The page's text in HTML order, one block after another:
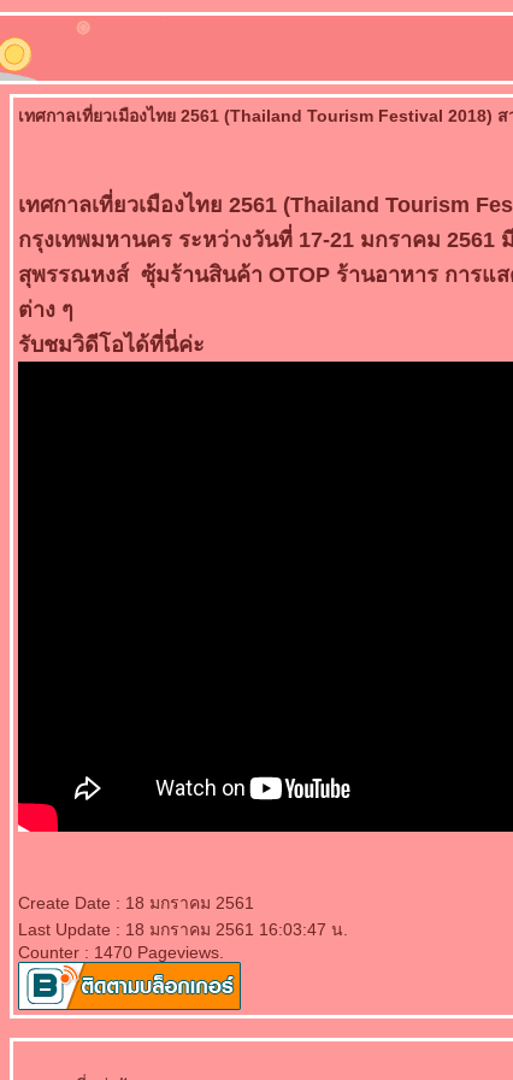
เทศกาลเที่ยวเมืองไทย 2561 (Thailand Tourism Festival 2018)
เทศกาลเที่ยวเมืองไทย 2561 (Thailand Tourism
กรุงเทพมหานคร ระหว่างวันที่ 17-21 มกราคม 2561
สุพรรณหงส์ ซุ้มร้านสินค้า OTOP ร้านอาหาร การแ
ต่าง ๆ
รับชมวิดีโอได้ที่นี่ค่ะ
Create Date : 18 มกราคม 2561
Last Update : 18 มกราคม 2561 16:03:47 น.
Counter : 1470 Pageviews.